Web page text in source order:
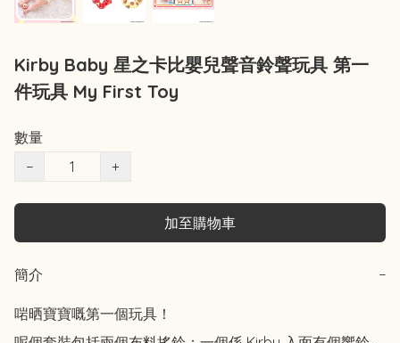
Kirby Baby 星之卡比嬰兒聲音鈴聲玩具 第一
件玩具 My First Toy
數量
−
+
加至購物車
簡介 −
啱晒寶寶嘅第一個玩具！